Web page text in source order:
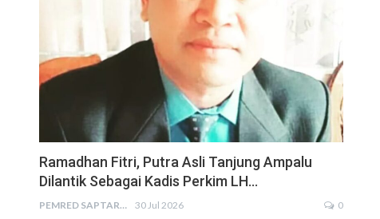
Ramadhan Fitri, Putra Asli Tanjung Ampalu
Dilantik Sebagai Kadis Perkim LH…
PEMRED SAPTARIUS 30 Jul 2026 0